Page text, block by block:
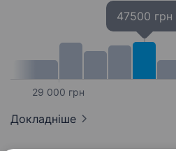
29 000 грн
47500 грн
Докладніше